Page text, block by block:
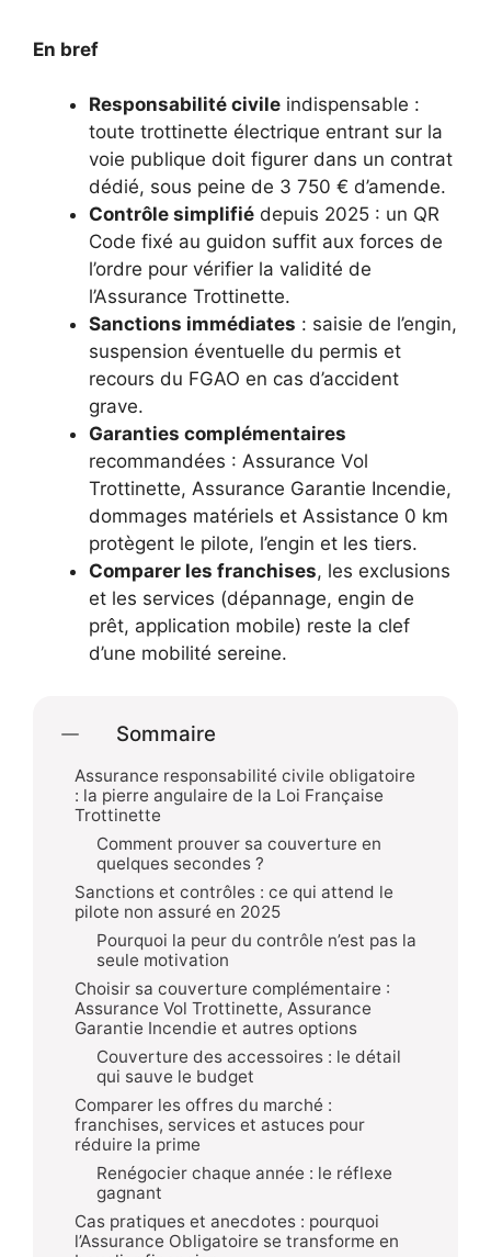
En bref
Responsabilité civile indispensable :
toute trottinette électrique entrant sur la
voie publique doit figurer dans un contrat
dédié, sous peine de 3 750 € d’amende.
Contrôle simplifié depuis 2025 : un QR
Code fixé au guidon suffit aux forces de
l’ordre pour vérifier la validité de
l’Assurance Trottinette.
Sanctions immédiates : saisie de l’engin,
suspension éventuelle du permis et
recours du FGAO en cas d’accident
grave.
Garanties complémentaires
recommandées : Assurance Vol
Trottinette, Assurance Garantie Incendie,
dommages matériels et Assistance 0 km
protègent le pilote, l’engin et les tiers.
Comparer les franchises, les exclusions
et les services (dépannage, engin de
prêt, application mobile) reste la clef
d’une mobilité sereine.
Sommaire
Assurance responsabilité civile obligatoire
: la pierre angulaire de la Loi Française
Trottinette
Comment prouver sa couverture en
quelques secondes ?
Sanctions et contrôles : ce qui attend le
pilote non assuré en 2025
Pourquoi la peur du contrôle n’est pas la
seule motivation
Choisir sa couverture complémentaire :
Assurance Vol Trottinette, Assurance
Garantie Incendie et autres options
Couverture des accessoires : le détail
qui sauve le budget
Comparer les offres du marché :
franchises, services et astuces pour
réduire la prime
Renégocier chaque année : le réflexe
gagnant
Cas pratiques et anecdotes : pourquoi
l’Assurance Obligatoire se transforme en